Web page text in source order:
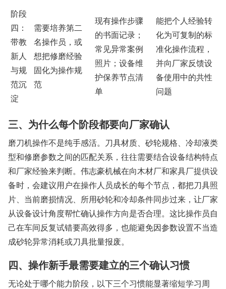
阶段
四：
带教
新人
与规
范沉
淀
需要培养第二
名操作员，或
想把修磨经验
固化为操作规
范
现有操作步骤
的书面记录；
常见异常案例
照片；设备维
护保养节点清
单
能把个人经验转
化为可复制的标
准化操作流程，
并向厂家反馈设
备使用中的共性
问题
三、为什么每个阶段都要向厂家确认
磨刀机操作不是纯手感活。刀具材质、砂轮规格、冷却液类
型和修磨参数之间的匹配关系，往往需要结合设备结构特点
和厂家经验来判断。伟志豪机械在向木材厂和家具厂提供设
备时，会建议用户在操作人员成长的每个节点，都把刀具照
片、当前磨损情况、所用砂轮和冷却条件同步过来，让厂家
从设备设计角度帮忙确认操作方向是否合理。这比操作员自
己在车间反复试错要高效得多，也能避免因参数设置不当造
成砂轮异常消耗或刀具批量报废。
四、操作新手最需要建立的三个确认习惯
无论处于哪个能力阶段，以下三个习惯能显著缩短学习周